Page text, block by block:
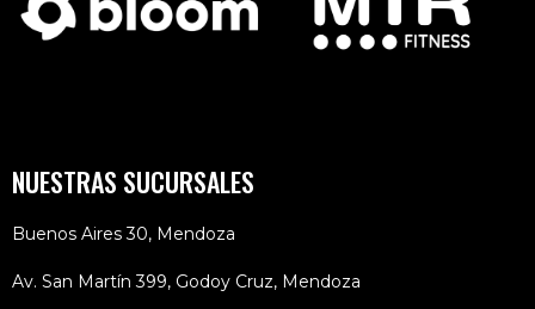
NUESTRAS SUCURSALES
Buenos Aires 30, Mendoza
Av. San Martín 399, Godoy Cruz, Mendoza